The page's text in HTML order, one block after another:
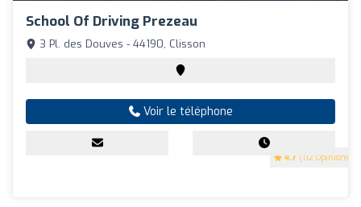
School Of Driving Prezeau
4.7 (112 Opinions)
3 Pl. des Douves - 44190, Clisson
Voir le téléphone